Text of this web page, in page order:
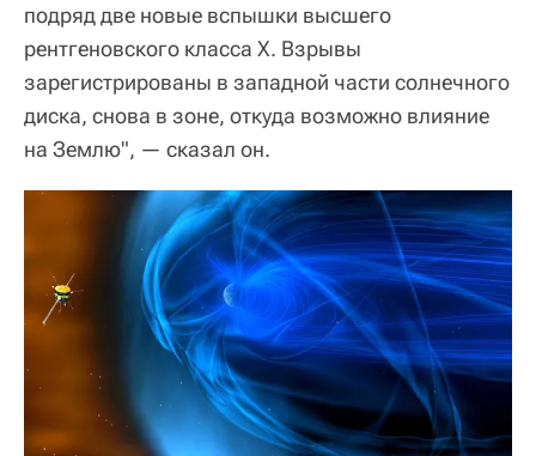
подряд две новые вспышки высшего
рентгеновского класса X. Взрывы
зарегистрированы в западной части солнечного
диска, снова в зоне, откуда возможно влияние
на Землю", — сказал он.